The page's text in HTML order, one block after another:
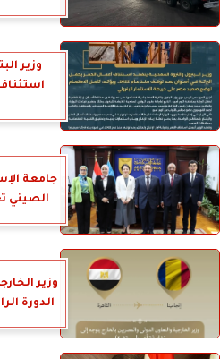
وزير
جامعة
الصيني
وزير
الدورة